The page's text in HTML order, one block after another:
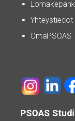
Yhteystiedot
OmaPSOAS
PSOAS